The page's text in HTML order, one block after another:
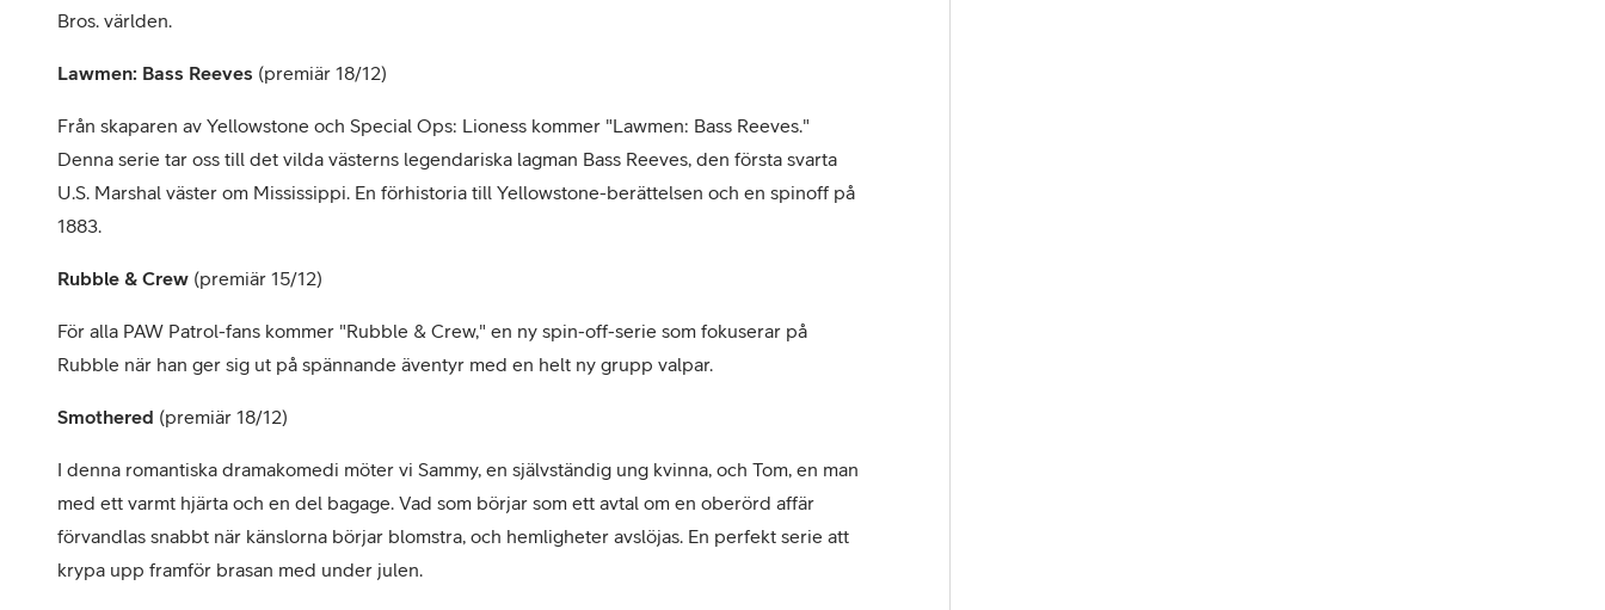
Bros. världen.
Lawmen: Bass Reeves (premiär 18/12)
Från skaparen av Yellowstone och Special Ops: Lioness kommer "Lawmen: Bass Reeves."
Denna serie tar oss till det vilda västerns legendariska lagman Bass Reeves, den första svarta
U.S. Marshal väster om Mississippi. En förhistoria till Yellowstone-berättelsen och en spinoff på
1883.
Rubble & Crew (premiär 15/12)
För alla PAW Patrol-fans kommer "Rubble & Crew," en ny spin-off-serie som fokuserar på
Rubble när han ger sig ut på spännande äventyr med en helt ny grupp valpar.
Smothered (premiär 18/12)
I denna romantiska dramakomedi möter vi Sammy, en självständig ung kvinna, och Tom, en man
med ett varmt hjärta och en del bagage. Vad som börjar som ett avtal om en oberörd affär
förvandlas snabbt när känslorna börjar blomstra, och hemligheter avslöjas. En perfekt serie att
krypa upp framför brasan med under julen.